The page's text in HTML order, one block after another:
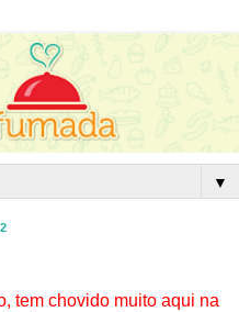
▼
tem chovido muito aqui na